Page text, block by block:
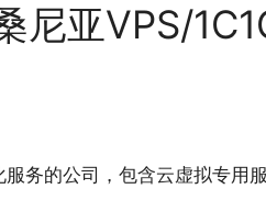
亚VPS/
务的公司，包含云虚拟专用